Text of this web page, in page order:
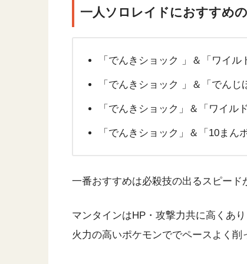
一人ソロレイドにおすすめ
「でんきショック 」＆「ワイ
「でんきショック 」＆「でんじ
「でんきショック」＆「ワイル
「でんきショック」＆「10まん
一番おすすめは必殺技の出るスピード
マンタインはHP・攻撃力共に高くあ
火力の高いポケモンででペースよく削